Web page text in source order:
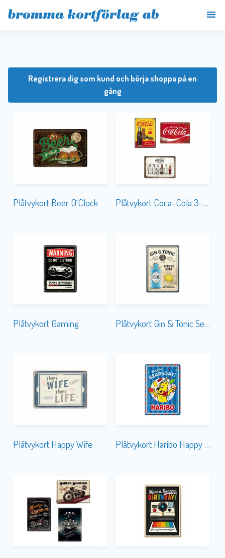
Registrera dig som kund och börja shoppa på en
gång
Plåtvykort Beer O´Clock Plåtvykort Coca-Cola 3-olika
Plåtvykort Gaming Plåtvykort Gin & Tonic Served
Plåtvykort Happy Wife Plåtvykort Haribo Happy Birthday